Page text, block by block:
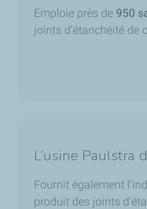
Emploie près de 950
joints d’étanchéité de
L’usine Paulstra
Fournit également
produit des joints